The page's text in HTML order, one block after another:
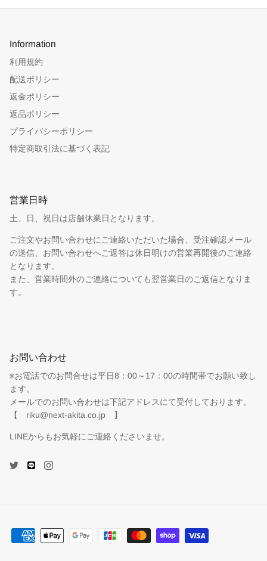
Information
利用規約
配送ポリシー
返金ポリシー
返品ポリシー
プライバシーポリシー
特定商取引法に基づく表記
営業日時
土、日、祝日は店舗休業日となります。
ご注文やお問い合わせにご連絡いただいた場合、受注確認メール
の送信、お問い合わせへご返答は休日明けの営業再開後のご連絡
となります。
また、営業時間外のご連絡についても翌営業日のご返信となりま
す。
お問い合わせ
※お電話でのお問合せは平日8：00～17：00の時間帯でお願い致し
ます。
メールでのお問い合わせは下記アドレスにて受付しております。
【 riku@next-akita.co.jp 】
LINEからもお気軽にご連絡くださいませ。